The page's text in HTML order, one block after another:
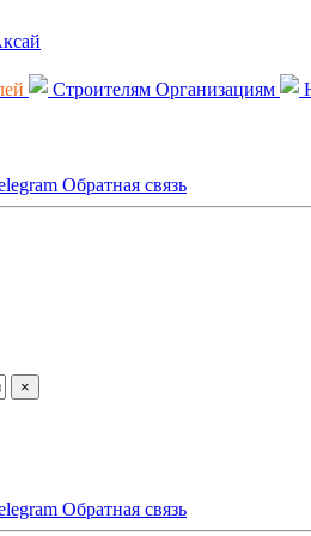
Строителям Организациям
Обратная связь
×
Обратная связь